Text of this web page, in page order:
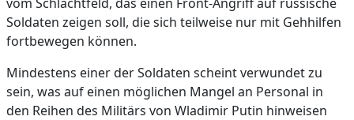
Soldaten zeigen soll, die sich teilweise nur mit Gehhilfen
fortbewegen können.
Mindestens einer der Soldaten scheint verwundet zu
sein, was auf einen möglichen Mangel an Personal in
den Reihen des Militärs von Wladimir Putin hinweisen